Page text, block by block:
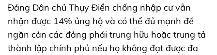
Đảng Dân chủ Thụy Điển chống nhập cư vẫn
nhận được 14% ủng hộ và có thể đủ mạnh để
ngăn cản các đảng phái trung hữu hoặc trung tả
thành lập chính phủ nếu họ không đạt được đa